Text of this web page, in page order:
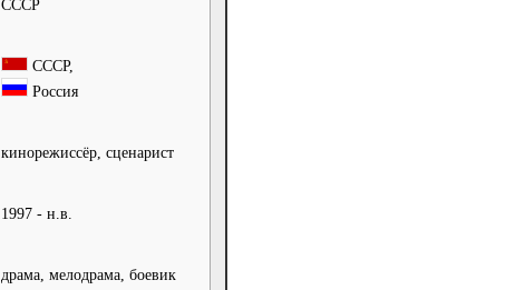
СССР
СССР,
Россия
кинорежиссёр, сценарист
1997 - н.в.
драма, мелодрама, боевик